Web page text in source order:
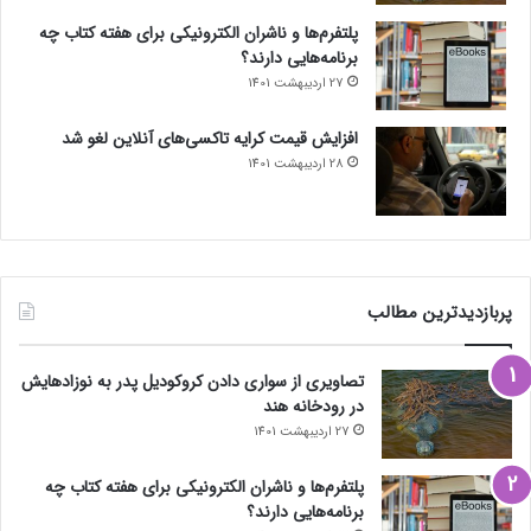
Next در طول دوره‌ی گذار از اندروید، هواوی جایگزین‌های سازگار با
اندروید را برای برخی از اپلیکیشن‌هایی ارائه می‌دهد که هنوز در
دسترس نیستند. هواوی پوشه‌ای مسافرتی به نام EasyAbroad برای
پلتفرم‌ها و ناشران الکترونیکی برای هفته کتاب چه
برنامه‌هایی دارند؟
27 اردیبهشت 1401
افزایش قیمت کرایه تاکسی‌های آنلاین لغو شد
28 اردیبهشت 1401
پربازدیدترین مطالب
تصاویری از سواری دادن کروکودیل پدر به نوزادهایش
در رودخانه هند
27 اردیبهشت 1401
پلتفرم‌ها و ناشران الکترونیکی برای هفته کتاب چه
برنامه‌هایی دارند؟